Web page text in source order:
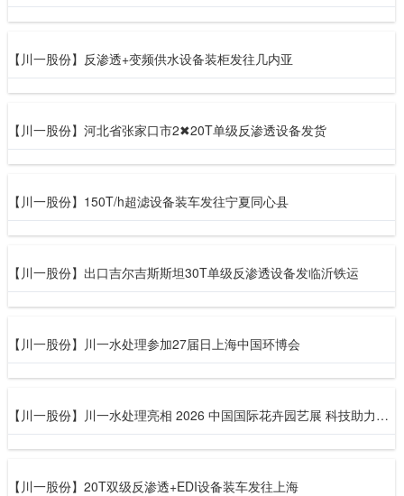
【川一股份】反渗透+变频供水设备装柜发往几内亚
【川一股份】河北省张家口市2✖20T单级反渗透设备发货
【川一股份】150T/h超滤设备装车发往宁夏同心县
【川一股份】出口吉尔吉斯斯坦30T单级反渗透设备发临沂铁运
【川一股份】川一水处理参加27届日上海中国环博会
【川一股份】川一水处理亮相 2026 中国国际花卉园艺展 科技助力花卉高质种植
【川一股份】20T双级反渗透+EDI设备装车发往上海